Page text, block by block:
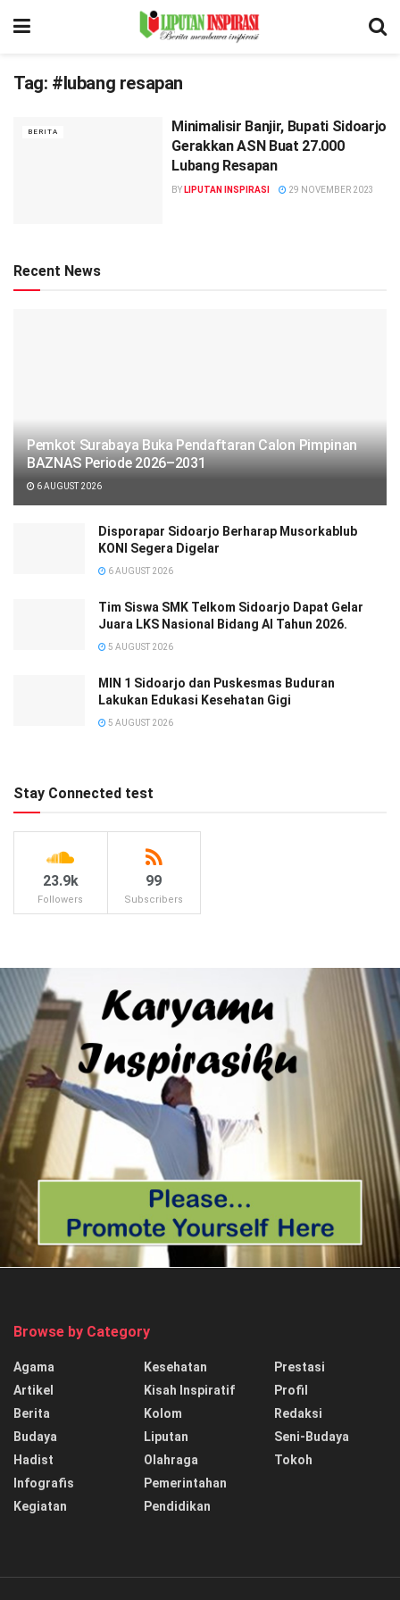
Tag: #lubang resapan
BERITA
Minimalisir Banjir, Bupati Sidoarjo
Gerakkan ASN Buat 27.000
Lubang Resapan
BY LIPUTAN INSPIRASI 29 NOVEMBER 2023
Recent News
Pemkot Surabaya Buka Pendaftaran Calon Pimpinan
BAZNAS Periode 2026–2031
6 AUGUST 2026
Disporapar Sidoarjo Berharap Musorkablub
KONI Segera Digelar
6 AUGUST 2026
Tim Siswa SMK Telkom Sidoarjo Dapat Gelar
Juara LKS Nasional Bidang AI Tahun 2026.
5 AUGUST 2026
MIN 1 Sidoarjo dan Puskesmas Buduran
Lakukan Edukasi Kesehatan Gigi
5 AUGUST 2026
Stay Connected test
23.9k
Followers
99
Subscribers
Browse by Category
Agama
Artikel
Berita
Budaya
Hadist
Infografis
Kegiatan
Kesehatan
Kisah Inspiratif
Kolom
Liputan
Olahraga
Pemerintahan
Pendidikan
Prestasi
Profil
Redaksi
Seni-Budaya
Tokoh